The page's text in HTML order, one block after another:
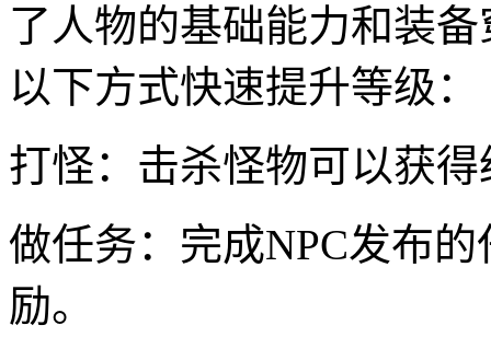
了人物的基础能力和装
以下方式快速提升等级：
打怪：击杀怪物可以获
做任务：完成NPC发布
励。